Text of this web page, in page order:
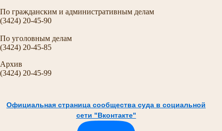
По гражданским и административным делам
(3424) 20-45-90
По уголовным делам
(3424) 20-45-85
Архив
(3424) 20-45-99
Официальная страница сообщества суда в социальной
сети "Вконтакте"